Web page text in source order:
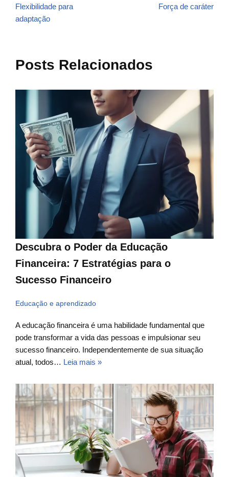
Flexibilidade para
adaptação
Força de caráter
Posts Relacionados
Descubra o Poder da Educação
Financeira: 7 Estratégias para o
Sucesso Financeiro
Educação e aprendizado
A educação financeira é uma habilidade fundamental que
pode transformar a vida das pessoas e impulsionar seu
sucesso financeiro. Independentemente de sua situação
atual, todos… Leia mais »